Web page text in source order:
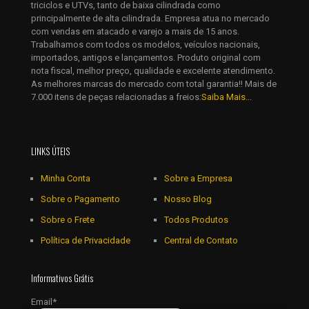
Salvar meus dados neste navegador para a próxima vez que
eu comentar.
triciclos e UTVs, tanto de baixa cilindrada como
principalmente de alta cilindrada. Empresa atua no mercado
com vendas em atacado e varejo a mais de 15 anos.
Trabalhamos com todos os modelos, veículos nacionais,
importados, antigos e lançamentos. Produto original com
nota fiscal, melhor preço, qualidade e excelente atendimento.
As melhores marcas do mercado com total garantia!! Mais de
7.000 itens de peças relacionadas a freios:Saiba Mais...
LINKS ÚTEIS
Minha Conta
Sobre o Pagamento
Sobre o Frete
Política de Privacidade
Sobre a Empresa
Nosso Blog
Todos Produtos
Central de Contato
Informativos Grátis
Email*